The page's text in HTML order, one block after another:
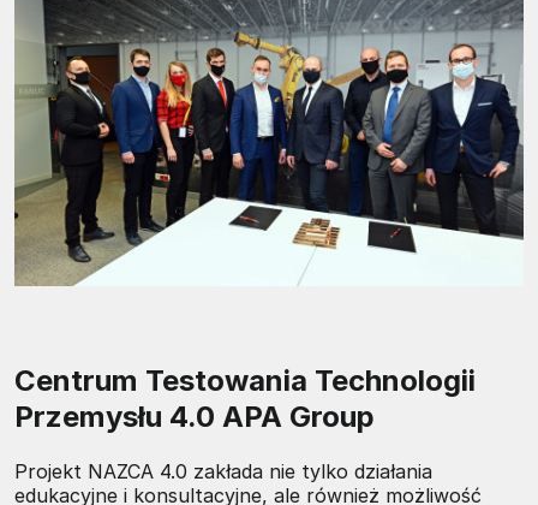
Centrum Testowania Technologii
Przemysłu 4.0 APA Group
Projekt NAZCA 4.0 zakłada nie tylko działania
edukacyjne i konsultacyjne, ale również możliwość